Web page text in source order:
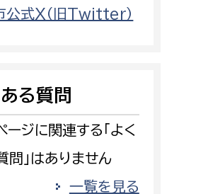
報司令課
第2課
事務局
事務局
公式X（旧Twitter）
る質問
ージに関連する「よく
問」はありません
一覧を見る